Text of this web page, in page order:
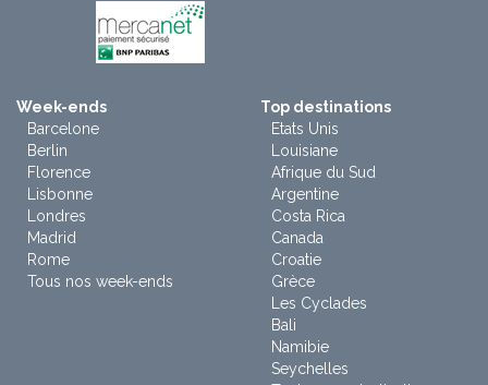
Week-ends
Barcelone
Berlin
Florence
Lisbonne
Londres
Madrid
Rome
Tous nos week-ends
Top destinations
Etats Unis
Louisiane
Afrique du Sud
Argentine
Costa Rica
Canada
Croatie
Grèce
Les Cyclades
Bali
Namibie
Seychelles